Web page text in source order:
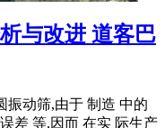
与改进 道客巴
振动筛,由于 制造 中的
差 等,因而 在实 际生产